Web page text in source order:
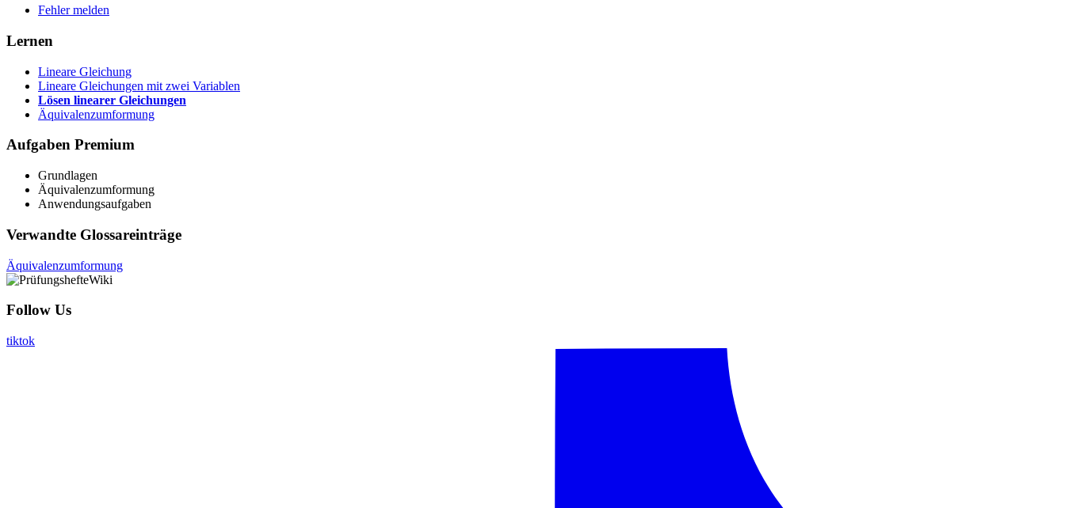
Fehler melden
Lernen
Lineare Gleichung
Lineare Gleichungen mit zwei Variablen
Lösen linearer Gleichungen
Äquivalenzumformung
Aufgaben Premium
Grundlagen
Äquivalenzumformung
Anwendungsaufgaben
Verwandte Glossareinträge
Äquivalenzumformung
Follow Us
tiktok